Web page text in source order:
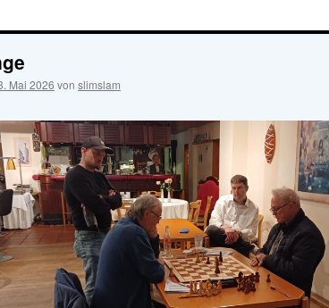
Mai 2026 von slimslam